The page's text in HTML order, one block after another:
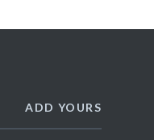
ADD YOURS